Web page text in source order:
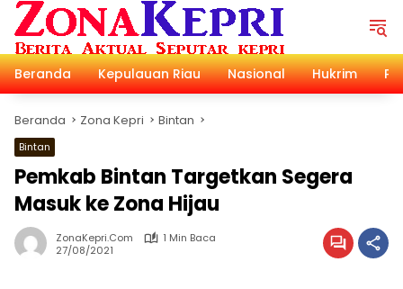
Langsung
konten
Beranda
Kepulauan Riau Nasional Hukrim
Beranda Zona Kepri Bintan
Bintan
Pemkab Bintan Targetkan Segera
Masuk ke Zona Hijau
ZonaKepri.com
1 Min Baca
27/08/2021